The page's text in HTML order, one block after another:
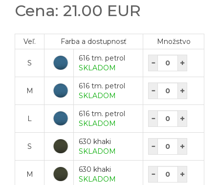
Cena: 21.00 EUR
Veľ. Farba a dostupnosť Množstvo
S
616 tm. petrol
SKLADOM
M
616 tm. petrol
SKLADOM
L
616 tm. petrol
SKLADOM
S
630 khaki
SKLADOM
M
630 khaki
SKLADOM